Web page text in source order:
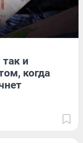
так и
когда